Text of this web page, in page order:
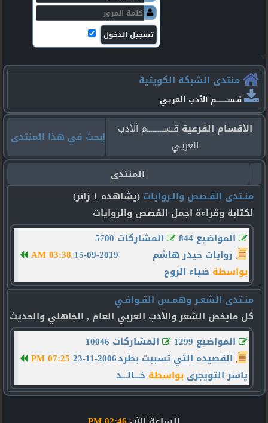
منتدى الشبكة الكويتية
قـســـــــــم ألأدب العربـي
الأقسام الفرعية قـســـــــــم ألأدب
العربـي
إبحث في هذا المنتدى
المنتدى
منـتدى القـصص والـروايات (يشاهده 1 زائر)
لكتابة وقراءة اجمل القصص والروايات
المواضيع 844
المشاركات 5700
15-09-2019
03:38 AM
روايات حيدر هاشم
بواسطة ضياء الروح
منـتدى الشعـر وهمـس القـوافـي
كل مايخص الشعر والأدب العربي العام , الجاهلي والحديث
المواضيع 1299
المشاركات 10046
23-11-2006
07:25 PM
القصيده التي تسببت بطرد
ياسر التويجرى بواسطةخـــالـــد